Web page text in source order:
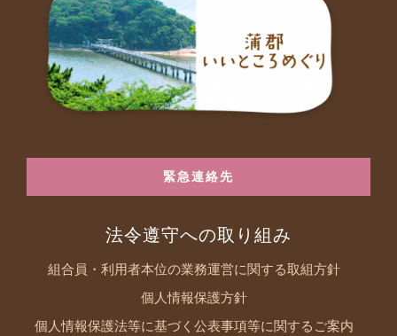
緊急連絡先
法令遵守への取り組み
組合員・利用者本位の業務運営に関する取組方針
個人情報保護方針
個人情報保護法等に基づく公表事項等に関するご案内